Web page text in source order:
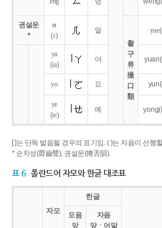
권설운
*
er
(r)
얼
촬
구
류
撮
口
類
yue
ya
(ia)
야 yuan
yo 요 yun
ye
(ie)
예 yong
[ ]는 단독 발음될 경우의 표기임. ( )는 자음이 선행
* 순치성(脣齒聲), 권설운(捲舌韻).
표 6 폴란드어 자모와 한글 대조표
자모
한글
모음
앞
자음
앞ㆍ어말